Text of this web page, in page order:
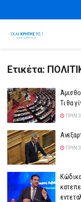
Ετικέτα:
Τι θα
ΠΡΙΝ
ΠΡΙΝ